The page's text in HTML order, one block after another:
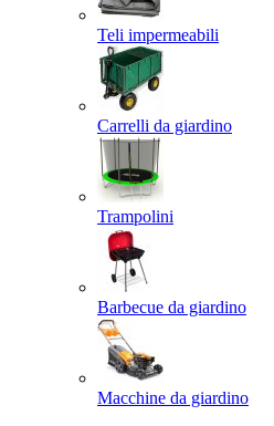
Teli impermeabili
Carrelli da giardino
Trampolini
Barbecue da giardino
Macchine da giardino